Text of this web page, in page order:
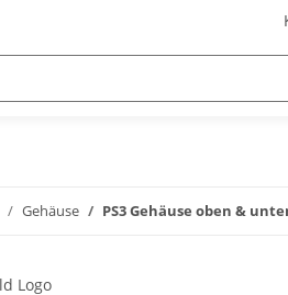
Gehäuse PS3 Gehäuse oben &